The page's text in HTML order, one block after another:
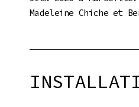
Madeleine Chiche et